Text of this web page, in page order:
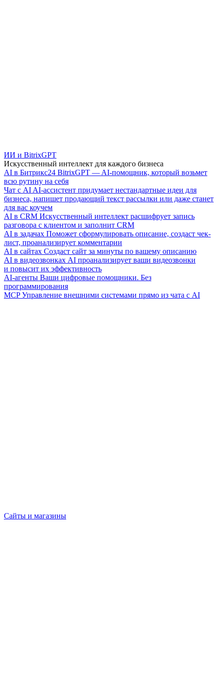
ИИ и BitrixGPT
Искусственный интеллект для каждого бизнеса
AI в Битрикс24 BitrixGPT — AI-помощник, который возьмет
всю рутину на себя
Чат с AI AI-ассистент придумает нестандартные идеи для
бизнеса, напишет продающий текст рассылки или даже станет
для вас коучем
AI в CRM Искусственный интеллект расшифрует запись
разговора с клиентом и заполнит CRM
AI в задачах Поможет сформулировать описание, создаст чек-
лист, проанализирует комментарии
AI в сайтах Создаст сайт за минуты по вашему описанию
AI в видеозвонках AI проанализирует ваши видеозвонки
и повысит их эффективность
AI-агенты Ваши цифровые помощники. Без
программирования
MCP Управление внешними системами прямо из чата с AI
Сайты и магазины